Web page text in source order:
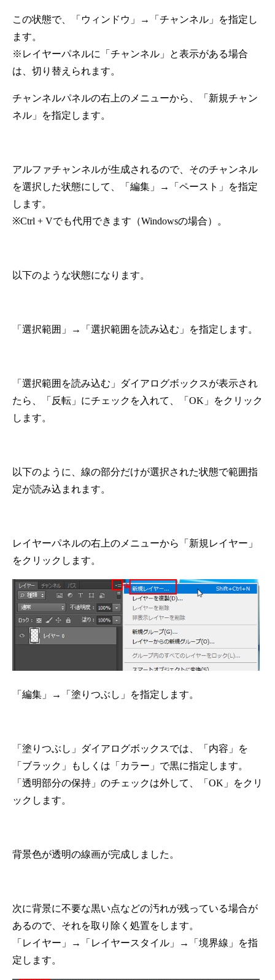
この状態で、「ウィンドウ」→「チャンネル」を指定し
ます。
※レイヤーパネルに「チャンネル」と表示がある場合
は、切り替えられます。
チャンネルパネルの右上のメニューから、「新規チャン
ネル」を指定します。
アルファチャンネルが生成されるので、そのチャンネル
を選択した状態にして、「編集」→「ペースト」を指定
します。
※Ctrl + Vでも代用できます（Windowsの場合）。
以下のような状態になります。
「選択範囲」→「選択範囲を読み込む」を指定します。
「選択範囲を読み込む」ダイアログボックスが表示され
たら、「反転」にチェックを入れて、「OK」をクリック
します。
以下のように、線の部分だけが選択された状態で範囲指
定が読み込まれます。
レイヤーパネルの右上のメニューから「新規レイヤー」
をクリックします。
「編集」→「塗りつぶし」を指定します。
「塗りつぶし」ダイアログボックスでは、「内容」を
「ブラック」もしくは「カラー」で黒に指定します。
「透明部分の保持」のチェックは外して、「OK」をクリ
ックします。
背景色が透明の線画が完成しました。
次に背景に不要な黒い点などの汚れが残っている場合が
あるので、それを取り除く処置をします。
「レイヤー」→「レイヤースタイル」→「境界線」を指
定します。